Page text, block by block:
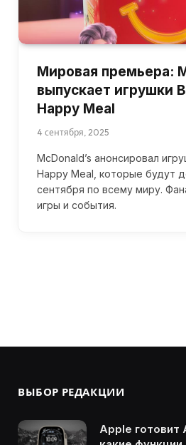
Мировая премьера:
выпускает игрушки
Happy Meal
4 сентября, 2025
McDonald’s анонсировал
Happy Meal, которые будут
сентября по всему миру.
игры и события.
ВЫБОР РЕДАКЦИИ
Apple готовит